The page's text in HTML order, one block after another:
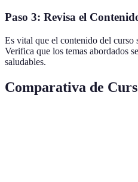
Paso 3: Revisa el
Es vital que el contenido del curso
Verifica que los temas abordados
saludables.
Comparativa de